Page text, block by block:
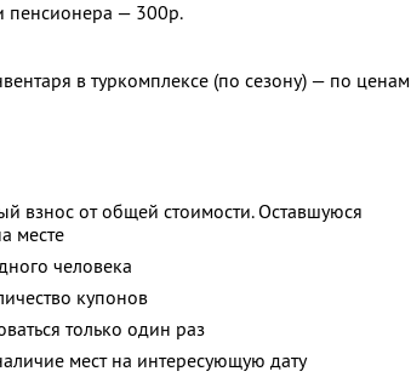
пенсионера — 300р.
в туркомплексе (по сезону) — по ценам
взнос от общей стоимости. Оставшуюся
месте
человека
купонов
только один раз
мест на интересующую дату